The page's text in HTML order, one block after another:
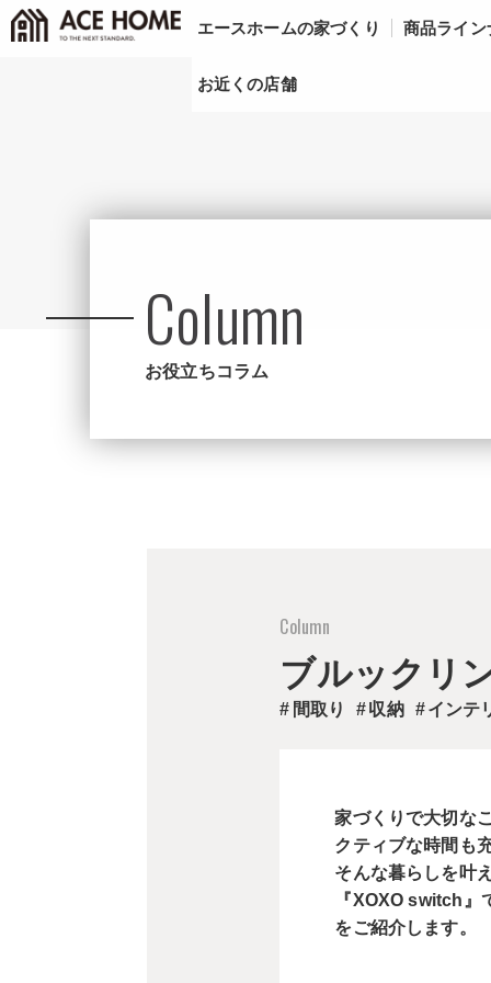
エースホームの家づくり 商品ライン
お近くの店舗
Column
お役立ちコラム
ブルックリ
間取り 収納 インテ
家づくりで大切な
クティブな時間も
そんな暮らしを叶
『XOXO switch』
をご紹介します。